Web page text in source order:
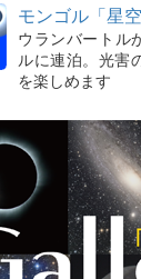
モンゴル「星
ウランバートル
ルに連泊。光害
を楽しめます